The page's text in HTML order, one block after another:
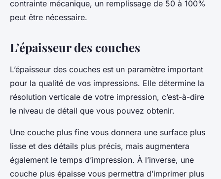
contrainte mécanique, un remplissage de 50 à 100%
peut être nécessaire.
L’épaisseur des couches
L’épaisseur des couches est un paramètre important
pour la qualité de vos impressions. Elle détermine la
résolution verticale de votre impression, c’est-à-dire
le niveau de détail que vous pouvez obtenir.
Une couche plus fine vous donnera une surface plus
lisse et des détails plus précis, mais augmentera
également le temps d’impression. À l’inverse, une
couche plus épaisse vous permettra d’imprimer plus